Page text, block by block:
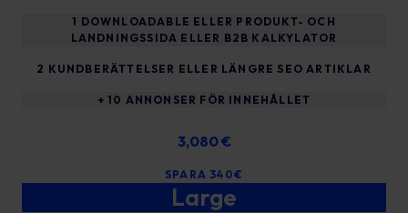
1 DOWNLOADABLE ELLER PRODUKT- OCH
LANDNINGSSIDA ELLER B2B KALKYLATOR
2 KUNDBERÄTTELSER ELLER LÄNGRE SEO ARTIKLAR
+ 10 ANNONSER FÖR INNEHÅLLET
3,080 €
SPARA 340€
Large